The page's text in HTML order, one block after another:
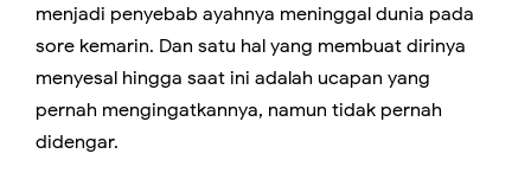
menjadi penyebab ayahnya meninggal dunia pada
sore kemarin. Dan satu hal yang membuat dirinya
menyesal hingga saat ini adalah ucapan yang
pernah mengingatkannya, namun tidak pernah
didengar.